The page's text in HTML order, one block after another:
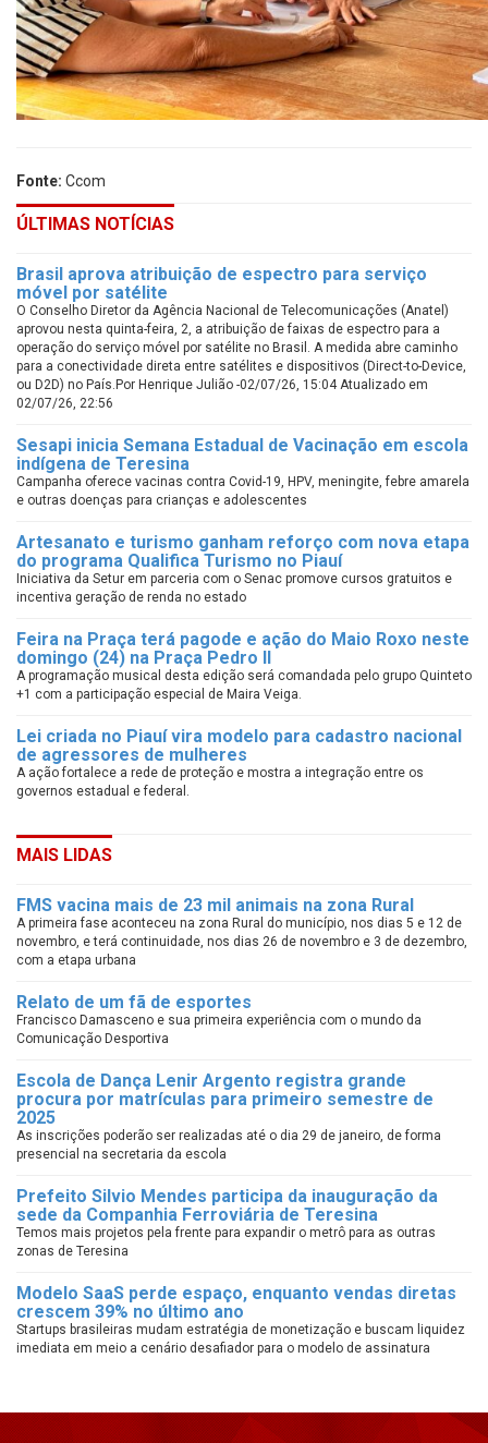
Fonte: Ccom
ÚLTIMAS NOTÍCIAS
Brasil aprova atribuição de espectro para serviço
móvel por satélite
O Conselho Diretor da Agência Nacional de Telecomunicações (Anatel)
aprovou nesta quinta-feira, 2, a atribuição de faixas de espectro para a
operação do serviço móvel por satélite no Brasil. A medida abre caminho
para a conectividade direta entre satélites e dispositivos (Direct-to-Device,
ou D2D) no País.Por Henrique Julião -02/07/26, 15:04 Atualizado em
02/07/26, 22:56
Sesapi inicia Semana Estadual de Vacinação em escola
indígena de Teresina
Campanha oferece vacinas contra Covid-19, HPV, meningite, febre amarela
e outras doenças para crianças e adolescentes
Artesanato e turismo ganham reforço com nova etapa
do programa Qualifica Turismo no Piauí
Iniciativa da Setur em parceria com o Senac promove cursos gratuitos e
incentiva geração de renda no estado
Feira na Praça terá pagode e ação do Maio Roxo neste
domingo (24) na Praça Pedro II
A programação musical desta edição será comandada pelo grupo Quinteto
+1 com a participação especial de Maira Veiga.
Lei criada no Piauí vira modelo para cadastro nacional
de agressores de mulheres
A ação fortalece a rede de proteção e mostra a integração entre os
governos estadual e federal.
MAIS LIDAS
FMS vacina mais de 23 mil animais na zona Rural
A primeira fase aconteceu na zona Rural do município, nos dias 5 e 12 de
novembro, e terá continuidade, nos dias 26 de novembro e 3 de dezembro,
com a etapa urbana
Relato de um fã de esportes
Francisco Damasceno e sua primeira experiência com o mundo da
Comunicação Desportiva
Escola de Dança Lenir Argento registra grande
procura por matrículas para primeiro semestre de
2025
As inscrições poderão ser realizadas até o dia 29 de janeiro, de forma
presencial na secretaria da escola
Prefeito Silvio Mendes participa da inauguração da
sede da Companhia Ferroviária de Teresina
Temos mais projetos pela frente para expandir o metrô para as outras
zonas de Teresina
Modelo SaaS perde espaço, enquanto vendas diretas
crescem 39% no último ano
Startups brasileiras mudam estratégia de monetização e buscam liquidez
imediata em meio a cenário desafiador para o modelo de assinatura